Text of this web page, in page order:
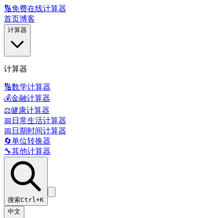
🔢免费在线计算器
首页博客
计算器
计算器
🔢数学计算器
💰金融计算器
⚖️健康计算器
📅 日常生活计算器
📅 日期时间计算器
🔄单位转换器
🔧其他计算器
搜索Ctrl+K
中文